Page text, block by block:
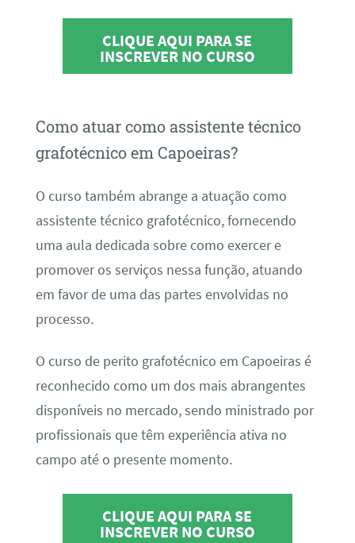
CLIQUE AQUI PARA SE
INSCREVER NO CURSO
Como atuar como assistente técnico
grafotécnico em Capoeiras?
O curso também abrange a atuação como
assistente técnico grafotécnico, fornecendo
uma aula dedicada sobre como exercer e
promover os serviços nessa função, atuando
em favor de uma das partes envolvidas no
processo.
O curso de perito grafotécnico em Capoeiras é
reconhecido como um dos mais abrangentes
disponíveis no mercado, sendo ministrado por
profissionais que têm experiência ativa no
campo até o presente momento.
CLIQUE AQUI PARA SE
INSCREVER NO CURSO